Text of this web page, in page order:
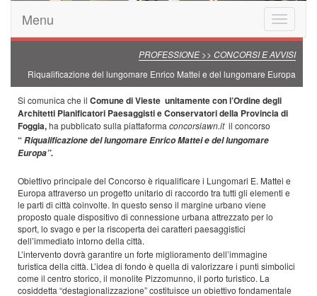
Toggle
Menu
PROFESSIONE >> CONCORSI E AVVISI
Riqualificazione del lungomare Enrico Mattei e del lungomare Europa
Si comunica che il Comune di Vieste unitamente con l’Ordine degli
Architetti Pianificatori Paesaggisti e Conservatori della Provincia di
Foggia,ha pubblicato sulla piattaforma concorsiawn.itil concorso
“Riqualificazione del lungomare Enrico Mattei e del lungomare
Europa”.
Obiettivo principale del Concorso è riqualificare i Lungomari E. Mattei e
Europa attraverso un progetto unitario di raccordo tra tutti gli elementi e
le parti di città coinvolte. In questo senso il margine urbano viene
proposto quale dispositivo di connessione urbana attrezzato per lo
sport, lo svago e per la riscoperta dei caratteri paesaggistici
dell’immediato intorno della città.
L’intervento dovrà garantire un forte miglioramento dell’immagine
turistica della città. L’idea di fondo è quella di valorizzare i punti simbolici
come il centro storico, il monolite Pizzomunno, il porto turistico. La
cosiddetta “destagionalizzazione” costituisce un obiettivo fondamentale